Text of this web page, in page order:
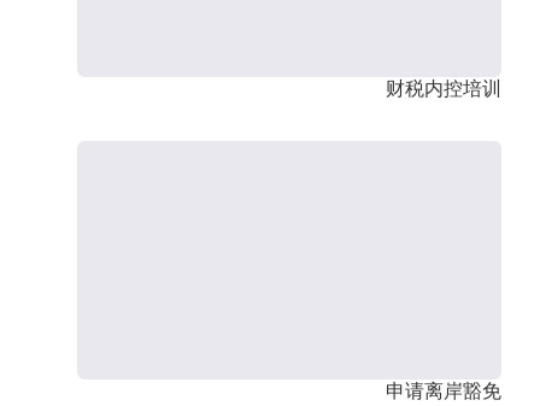
财税内控培训
申请离岸豁免